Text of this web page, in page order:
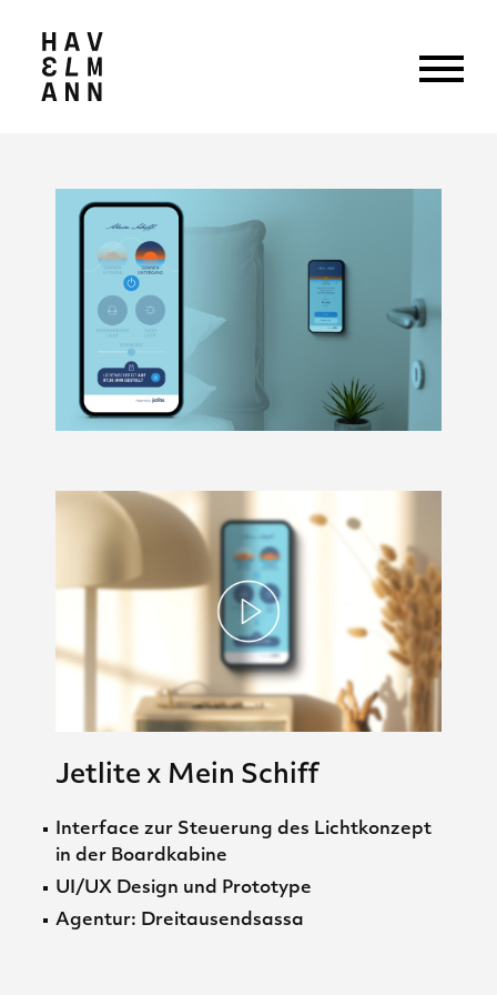
Jetlite x Mein Schiff
Interface zur Steuerung des Lichtkonzept
in der Boardkabine
UI/UX Design und Prototype
Agentur: Dreitausendsassa